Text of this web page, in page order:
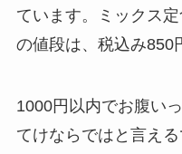
ています。ミックス
の値段は、税込み850
1000円以内でお腹い
てけならではと言え